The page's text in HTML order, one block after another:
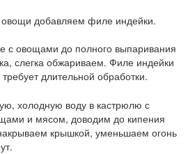
овощи добавляем филе индейки.
с овощами до полного выпаривания
слегка обжариваем. Филе индейки
длительной обработки.
холодную воду в кастрюлю с
и мясом, доводим до кипения
крышкой, уменьшаем огонь